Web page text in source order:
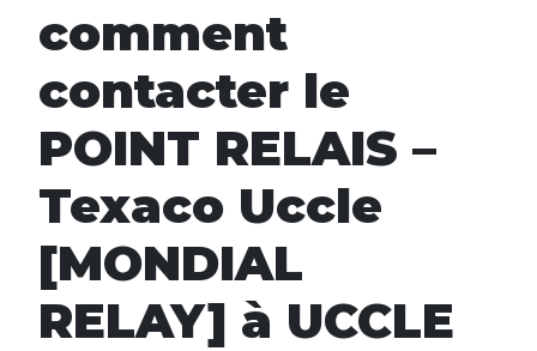
comment
contacter le
POINT RELAIS –
Texaco Uccle
[MONDIAL
RELAY] à UCCLE